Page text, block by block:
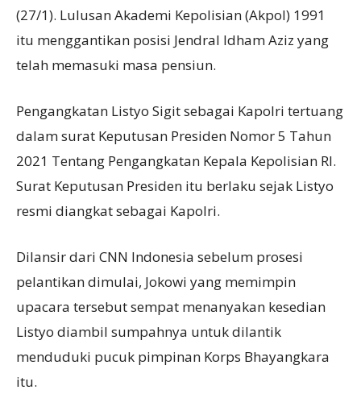
(27/1). Lulusan Akademi Kepolisian (Akpol) 1991
itu menggantikan posisi Jendral Idham Aziz yang
telah memasuki masa pensiun.
Pengangkatan Listyo Sigit sebagai Kapolri tertuang
dalam surat Keputusan Presiden Nomor 5 Tahun
2021 Tentang Pengangkatan Kepala Kepolisian RI.
Surat Keputusan Presiden itu berlaku sejak Listyo
resmi diangkat sebagai Kapolri.
Dilansir dari CNN Indonesia sebelum prosesi
pelantikan dimulai, Jokowi yang memimpin
upacara tersebut sempat menanyakan kesedian
Listyo diambil sumpahnya untuk dilantik
menduduki pucuk pimpinan Korps Bhayangkara
itu.